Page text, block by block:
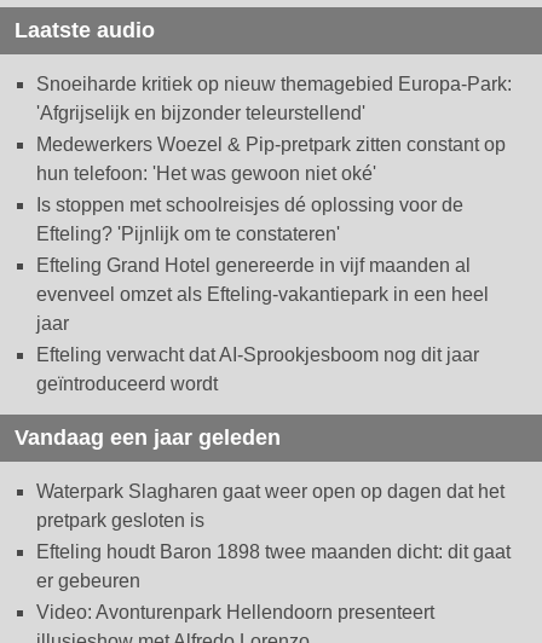
Laatste audio
Snoeiharde kritiek op nieuw themagebied Europa-Park:
'Afgrijselijk en bijzonder teleurstellend'
Medewerkers Woezel & Pip-pretpark zitten constant op
hun telefoon: 'Het was gewoon niet oké'
Is stoppen met schoolreisjes dé oplossing voor de
Efteling? 'Pijnlijk om te constateren'
Efteling Grand Hotel genereerde in vijf maanden al
evenveel omzet als Efteling-vakantiepark in een heel
jaar
Efteling verwacht dat AI-Sprookjesboom nog dit jaar
geïntroduceerd wordt
Vandaag een jaar geleden
Waterpark Slagharen gaat weer open op dagen dat het
pretpark gesloten is
Efteling houdt Baron 1898 twee maanden dicht: dit gaat
er gebeuren
Video: Avonturenpark Hellendoorn presenteert